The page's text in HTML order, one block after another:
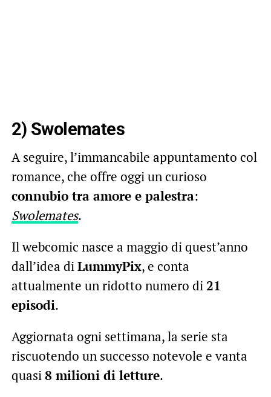
2) Swolemates
A seguire, l’immancabile appuntamento col
romance, che offre oggi un curioso
connubio tra amore e palestra:
Swolemates.
Il webcomic nasce a maggio di quest’anno
dall’idea diLummyPix, e conta
attualmente un ridotto numero di21
episodi.
Aggiornata ogni settimana, la serie sta
riscuotendo un successo notevole e vanta
quasi8 milioni di letture.